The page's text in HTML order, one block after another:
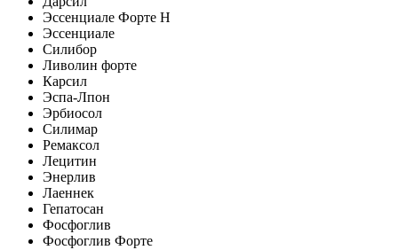
Эссенциале Форте Н
Эссенциале
Силибор
Ливолин форте
Карсил
Эспа-Лпон
Эрбиосол
Силимар
Ремаксол
Лецитин
Энерлив
Лаеннек
Гепатосан
Фосфоглив
Фосфоглив Форте